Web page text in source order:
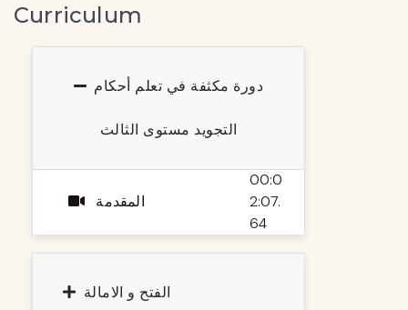
Curriculum
دورة مكثفة في تعلم أحكام
التجويد مستوى الثالث
المقدمة
00:0
2:07.
64
الفتح و الامالة